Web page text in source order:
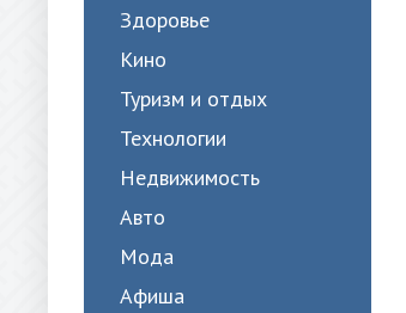
Здоровье
Кино
Туризм и отдых
Технологии
Недвижимость
Авто
Мода
Афиша